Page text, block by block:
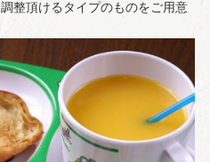
整頂けるタイプのものをご用意